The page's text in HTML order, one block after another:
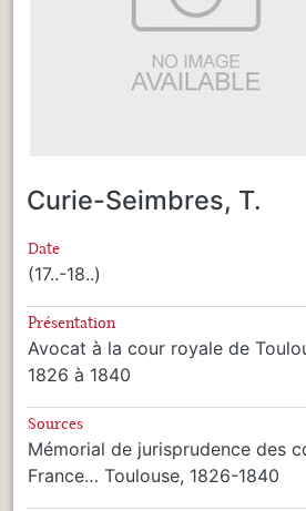
Curie-Seimbres, T.
Date
(17..-18..)
Présentation
Avocat à la cour royale de
1826 à 1840
Sources
Mémorial de jurisprudence des
France… Toulouse, 1826-1840